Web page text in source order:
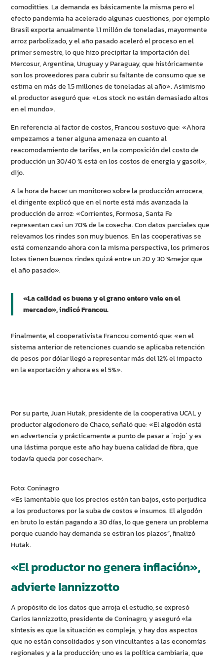
comoditties. La demanda es básicamente la misma pero el
efecto pandemia ha acelerado algunas cuestiones, por ejemplo
Brasil exporta anualmente 1.1 millón de toneladas, mayormente
arroz parbolizado, y el año pasado aceleró el proceso en el
primer semestre, lo que hizo precipitar la importación del
Mercosur, Argentina, Uruguay y Paraguay, que históricamente
son los proveedores para cubrir su faltante de consumo que se
estima en más de 1.5 millones de toneladas al año». Asimismo
el productor aseguró que: «Los stock no están demasiado altos
en el mundo».
En referencia al factor de costos, Francou sostuvo que: «Ahora
empezamos a tener alguna amenaza en cuanto al
reacomodamiento de tarifas, en la composición del costo de
producción un 30/40 % está en los costos de energía y gasoil»,
dijo.
A la hora de hacer un monitoreo sobre la producción arrocera,
el dirigente explicó que en el norte está más avanzada la
producción de arroz: «Corrientes, Formosa, Santa Fe
representan casi un 70% de la cosecha. Con datos parciales que
relevamos los rindes son muy buenos. En las cooperativas se
está comenzando ahora con la misma perspectiva, los primeros
lotes tienen buenos rindes quizá entre un 20 y 30 %mejor que
el año pasado».
«La calidad es buena y el grano entero vale en el
mercado», indicó Francou.
Finalmente, el cooperativista Francou comentó que: «en el
sistema anterior de retenciones cuando se aplicaba retención
de pesos por dólar llegó a representar más del 12% el impacto
en la exportación y ahora es el 5%».
Por su parte, Juan Hutak, presidente de la cooperativa UCAL y
productor algodonero de Chaco, señaló que: «El algodón está
en advertencia y prácticamente a punto de pasar a ´rojo´ y es
una lástima porque este año hay buena calidad de fibra, que
todavía queda por cosechar».
Foto: Coninagro
«Es lamentable que los precios estén tan bajos, esto perjudica
a los productores por la suba de costos e insumos. El algodón
en bruto lo están pagando a 30 días, lo que genera un problema
porque cuando hay demanda se estiran los plazos”, finalizó
Hutak.
«El productor no genera inflación»,
advierte Iannizzotto
A propósito de los datos que arroja el estudio, se expresó
Carlos Iannizzotto, presidente de Coninagro, y aseguró «la
síntesis es que la situación es compleja, y hay dos aspectos
que no están consolidados y son vincultantes a las economías
regionales y a la producción; uno es la política cambiaria, que